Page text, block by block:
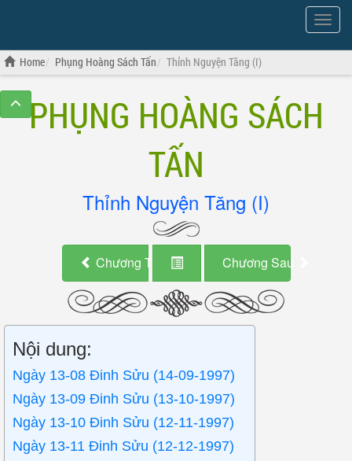
Show
Menu
Home Phụng Hoàng Sách Tấn Thỉnh Nguyện Tăng (I)
PHỤNG HOÀNG SÁCH
TẤN
Thỉnh Nguyện Tăng (I)
Chương Trước Chương Sau
Nội dung:
Ngày 13-08 Đinh Sửu (14-09-1997)
Ngày 13-09 Đinh Sửu (13-10-1997)
Ngày 13-10 Đinh Sửu (12-11-1997)
Ngày 13-11 Đinh Sửu (12-12-1997)